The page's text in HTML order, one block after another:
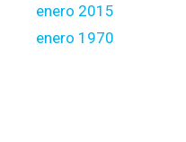
enero 2015
enero 1970